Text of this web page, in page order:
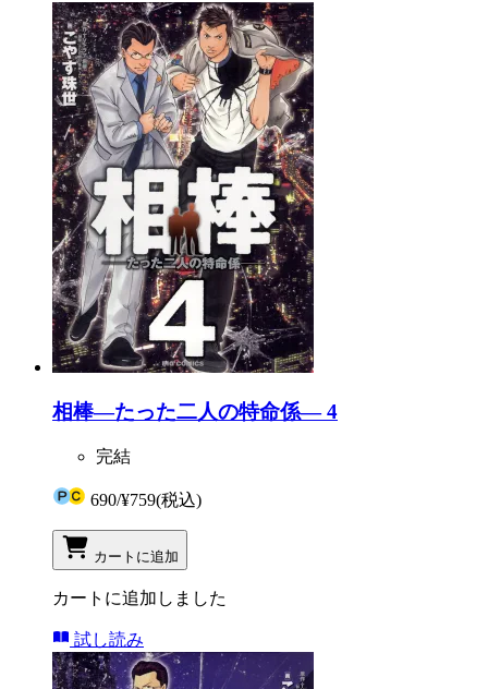
相棒―たった二人の特命係― 4
完結
690/¥759(税込)
カートに追加
カートに追加しました
試し読み